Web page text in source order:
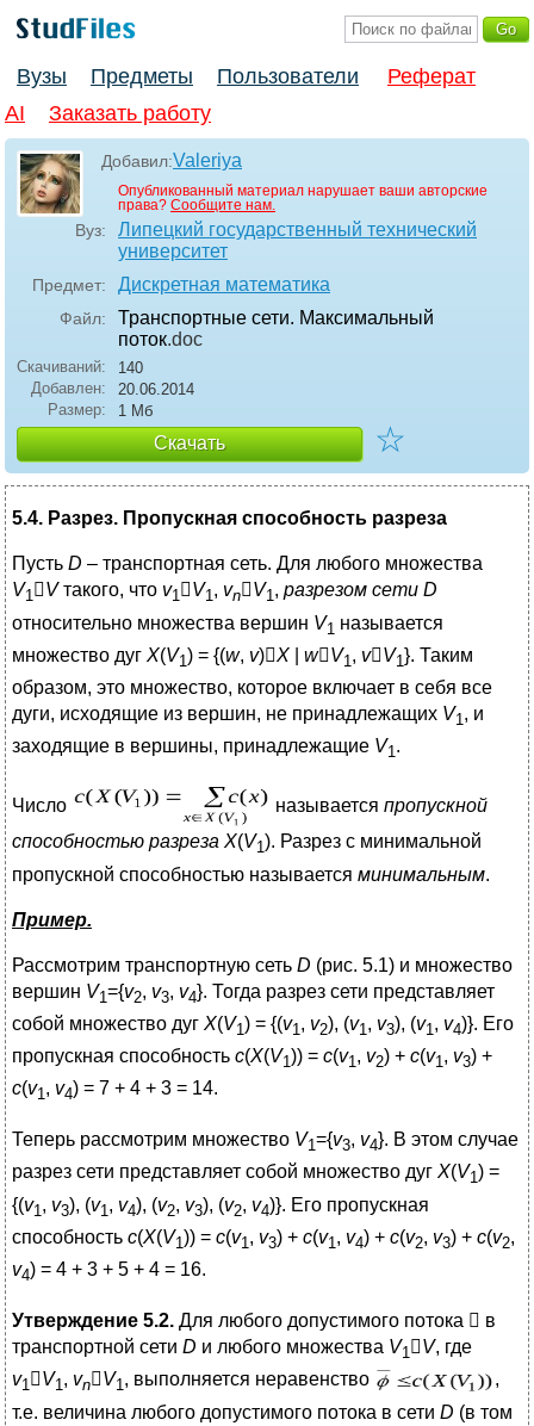
Вузы Предметы Пользователи
Реферат
AI
Заказать работу
Добавил:Valeriya
Опубликованный материал нарушает ваши авторские
права? Сообщите нам.
Вуз:
Липецкий государственный технический
университет
Предмет: Дискретная математика
Файл:
Транспортные сети. Максимальный
поток.doc
Скачиваний:
140
Добавлен:
20.06.2014
Размер:
1 Мб
Скачать ☆
5.4. Разрез. Пропускная способность разреза
Пусть D – транспортная сеть. Для любого множества
V1Vтакого, что v1V1, vnV1, разрезом сети D
относительно множества вершин V1 называется
множество дуг X(V1 ) = {(w, v)X wV1 , vV1 }. Таким
образом, это множество, которое включает в себя все
дуги, исходящие из вершин, не принадлежащих V1, и
заходящие в вершины, принадлежащие V1.
Число называется пропускной
способностью разреза X(V1). Разрез с минимальной
пропускной способностью называется минимальным.
Пример.
Рассмотрим транспортную сеть D (рис. 5.1) и множество
вершин V1={v2, v3, v4}. Тогда разрез сети представляет
собой множество дуг X(V1 ) = {(v1 , v2), (v1 , v3), (v1 , v4)}. Его
пропускная способность c(X(V1)) = с(v1, v2) + с(v1, v3) +
с(v1, v4) = 7 + 4 + 3 = 14.
Теперь рассмотрим множество V1={v3, v4}. В этом случае
разрез сети представляет собой множество дуг X(V1) =
{(v1 , v3), (v1 , v4), (v2, v3), (v2, v4)}. Его пропускная
способность c(X(V1)) = с(v1, v3) + с(v1, v4) + с(v2, v3) + с(v2,
v4) = 4 + 3 + 5 + 4 = 16.
Утверждение 5.2. Для любого допустимого потока  в
транспортной сети D и любого множества V1V, где
v1V1, vnV1, выполняется неравенство
,
т.е. величина любого допустимого потока в сети D (в том